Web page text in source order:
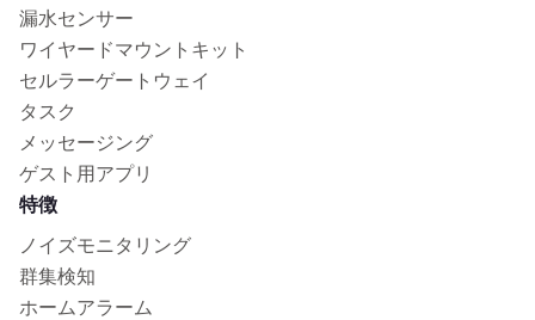
漏水センサー
ワイヤードマウントキット
セルラーゲートウェイ
タスク
メッセージング
ゲスト用アプリ
特徴
ノイズモニタリング
群集検知
ホームアラーム